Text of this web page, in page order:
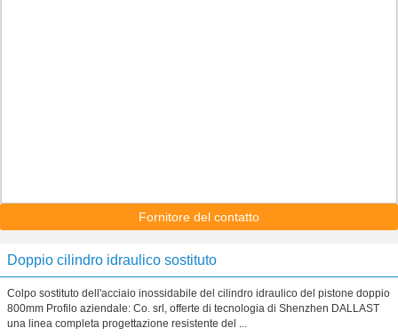
Fornitore del contatto
Doppio cilindro idraulico sostituto
Colpo sostituto dell'acciaio inossidabile del cilindro idraulico del pistone doppio
800mm Profilo aziendale: Co. srl, offerte di tecnologia di Shenzhen DALLAST
una linea completa progettazione resistente del ...